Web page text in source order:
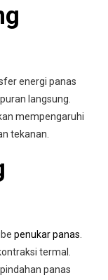
energi panas
langsung.
mempengaruhi
tekanan.
penukar panas
termal.
panas